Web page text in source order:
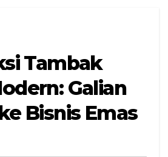
Tambak
Galian
Bisnis Emas